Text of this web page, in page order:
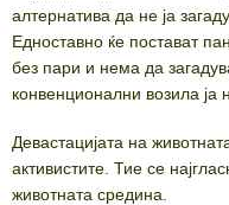
алтернатива да не ја
Едноставно ќе постават
без пари и нема да
конвенционални возила ја
Девастацијата на
активистите. Тие се
животната средина.